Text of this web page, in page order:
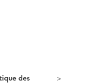
des